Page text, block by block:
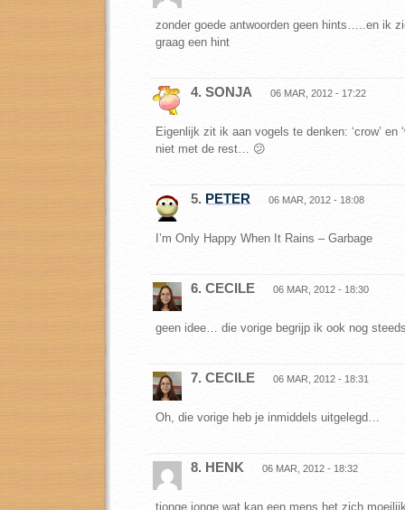
zonder goede antwoorden geen hints…..en ik
graag een hint
4. SONJA 06 MAR, 2012 - 17:22
Eigenlijk zit ik aan vogels te denken: ‘crow’ en
niet met de rest… 😕
5. PETER 06 MAR, 2012 - 18:08
I’m Only Happy When It Rains – Garbage
6. CECILE 06 MAR, 2012 - 18:30
geen idee… die vorige begrijp ik ook nog
7. CECILE 06 MAR, 2012 - 18:31
Oh, die vorige heb je inmiddels uitgelegd…
8. HENK 06 MAR, 2012 - 18:32
tjonge jonge wat kan een mens het zich